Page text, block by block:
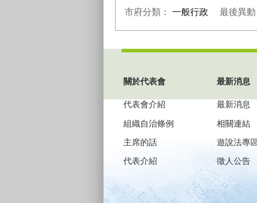
市府分類： 一般行政 最後異動
關於代表會
代表會介紹
組織自治條例
主席的話
代表介紹
最新消息
最新消息
相關連結
遊說法專
徵人公告